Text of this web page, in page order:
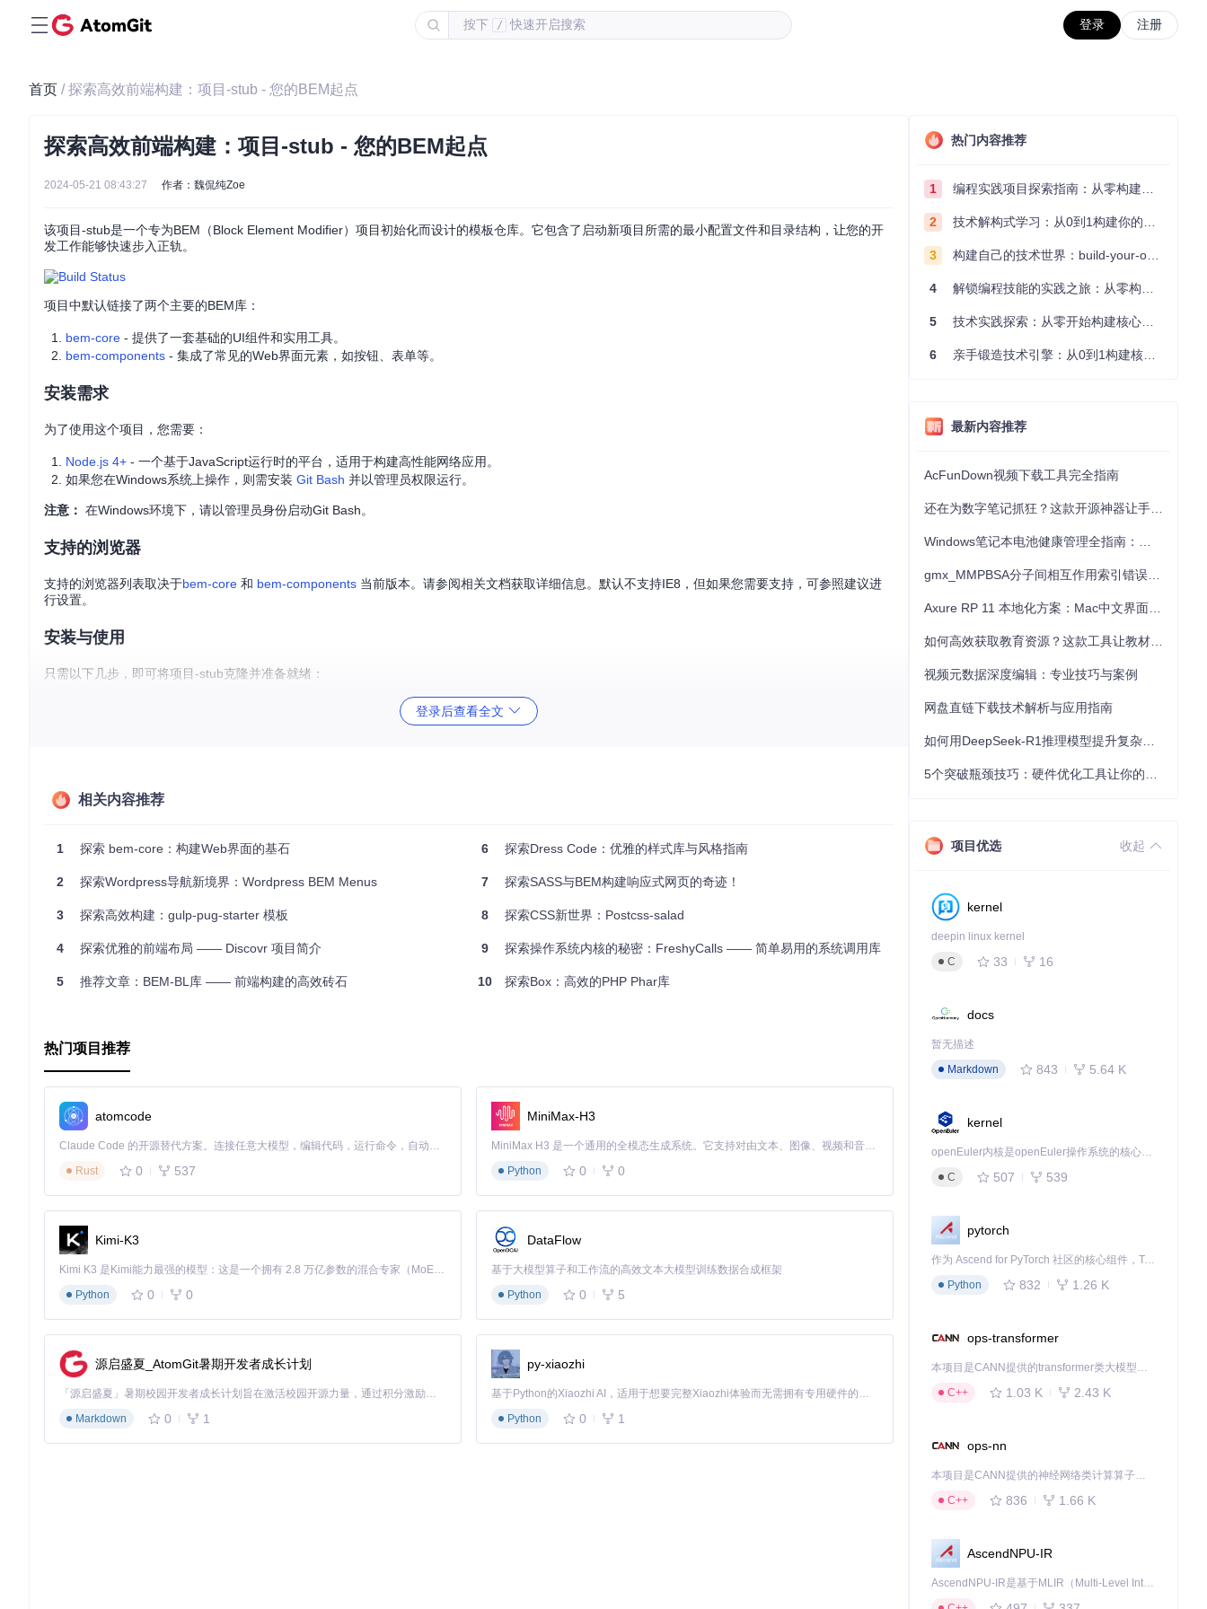
按下 / 快速开启搜索 登录 注册
首页 / 探索高效前端构建：项目-stub - 您的BEM起点
探索高效前端构建：项目-stub - 您的BEM起点
2024-05-21 08:43:27 作者：魏侃纯Zoe
该项目-stub是一个专为BEM（Block Element Modifier）项目初始化而设计的模板仓库。它包含了启动新项目所需的最小配置文件和目录结构，让您的开
发工作能够快速步入正轨。
项目中默认链接了两个主要的BEM库：
bem-core - 提供了一套基础的UI组件和实用工具。
bem-components - 集成了常见的Web界面元素，如按钮、表单等。
安装需求
为了使用这个项目，您需要：
Node.js 4+ - 一个基于JavaScript运行时的平台，适用于构建高性能网络应用。
如果您在Windows系统上操作，则需安装 Git Bash 并以管理员权限运行。
注意： 在Windows环境下，请以管理员身份启动Git Bash。
支持的浏览器
支持的浏览器列表取决于bem-core 和 bem-components 当前版本。请参阅相关文档获取详细信息。默认不支持IE8，但如果您需要支持，可参照建议进
行设置。
安装与使用
只需以下几步，即可将项目-stub克隆并准备就绪：
注意： 不要使用root权限安装
./node_modules/.bin/enb 命令行工具可以执行ENB的相关命令。
构建项目
为了方便直接在项目根目录下运行
export PATH=./node_modules/.bin:
现在您可以简单地输入 enb make或gulp来构建项目。
在终端中运行以下命令：
启动开发服务器
访问http://localhost:8080/desktop.bundles/index/index.html，查看开发服务器的效果。
停止服务器
登录后查看全文
相关内容推荐
1 探索 bem-core：构建Web界面的基石
2 探索Wordpress导航新境界：Wordpress BEM Menus
3 探索高效构建：gulp-pug-starter 模板
4 探索优雅的前端布局 —— Discovr 项目简介
5 推荐文章：BEM-BL库 —— 前端构建的高效砖石
6 探索Dress Code：优雅的样式库与风格指南
7 探索SASS与BEM构建响应式网页的奇迹！
8 探索CSS新世界：Postcss-salad
9 探索操作系统内核的秘密：FreshyCalls —— 简单易用的系统调用库
10 探索Box：高效的PHP Phar库
热门项目推荐
atomcode
Claude Code 的开源替代方案。连接任意大模型，编辑代码，运行命令，自动验证 — 全自动执行。用 Rust 构建，极致性能。 ｜ An open-source alternative to Claude Code. Connect any LLM, edit code, run commands, and verify changes — autonomously. Built in Rust for speed. Get Started
Rust
0 537
MiniMax-H3
MiniMax H3 是一个通用的全模态生成系统。它支持对由文本、图像、视频和音频组成的多模态上下文进行统一理解，并能生成分辨率高达 2K、时长可达 15 秒的带原生立体声音频的视频。得益于面向任务泛化的系统设计，H3 在预训练阶段就已具备广泛的多模态上下文理解与生成能力，能够出色地执行复杂的多模态指令。
Python
0 0
Kimi-K3
Kimi K3 是Kimi能力最强的模型：这是一个拥有 2.8 万亿参数的混合专家（MoE）模型，具备原生视觉理解能力，并支持 100 万 token 的上下文窗口。
Python
0 0
DataFlow
基于大模型算子和工作流的高效文本大模型训练数据合成框架
Python
0 5
源启盛夏_AtomGit暑期开发者成长计划
「源启盛夏」暑期校园开发者成长计划旨在激活校园开源力量，通过积分激励、认证扶持、资源倾斜等形式，引导高校组织和开发者完成「入驻 — 建项目 — 做贡献 — 获认证 — 得资源」的完整闭环。无论你是想带领社团入驻平台的组织者，还是希望用代码贡献证明自己的开发者，都能在这里找到属于你的成长路径。
Markdown
0 1
py-xiaozhi
基于Python的Xiaozhi AI，适用于想要完整Xiaozhi体验而无需拥有专用硬件的用户。
Python
0 1
热门内容推荐
1 编程实践项目探索指南：从零构建技术能力体系
2 技术解构式学习：从0到1构建你的编程知识体系
3 构建自己的技术世界：build-your-own-x项目的实践探索指南
4 解锁编程技能的实践之旅：从零构建你的技术世界
5 技术实践探索：从零开始构建核心系统的实践指南
6 亲手锻造技术引擎：从0到1构建核心系统的实践指南
最新内容推荐
AcFunDown视频下载工具完全指南
视频元数据深度编辑：专业技巧与案例
网盘直链下载技术解析与应用指南
项目优选 收起
kernel
deepin linux kernel
C
33 16
docs
暂无描述
Markdown
843 5.64 K
kernel
openEuler内核是openEuler操作系统的核心，既是系统性能与稳定性的基石，也是连接处理器、设备与服务的桥梁。
C
507 539
pytorch
作为 Ascend for PyTorch 社区的核心组件，TorchNPU 是昇腾专为 PyTorch 打造的深度学习适配插件，使 PyTorch 框架能够直接调用昇腾 NPU，为开发者提供昇腾 AI 处理器的超强算力。
Python
832 1.26 K
ops-transformer
本项目是CANN提供的transformer类大模型算子库，实现网络在NPU上加速计算。
C++
1.03 K 2.43 K
ops-nn
本项目是CANN提供的神经网络类计算算子库，实现网络在NPU上加速计算。
C++
836 1.66 K
AscendNPU-IR
AscendNPU-IR是基于MLIR（Multi-Level Intermediate Representation）构建的，面向昇腾亲和算子编译时使用的中间表示，提供昇腾完备表达能力，通过编译优化提升昇腾AI处理器计算效率，支持通过生态框架使能昇腾AI处理器与深度调优